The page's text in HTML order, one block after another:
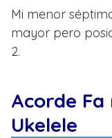
Mi menor
mayor pero
2.
Acorde
Ukelele